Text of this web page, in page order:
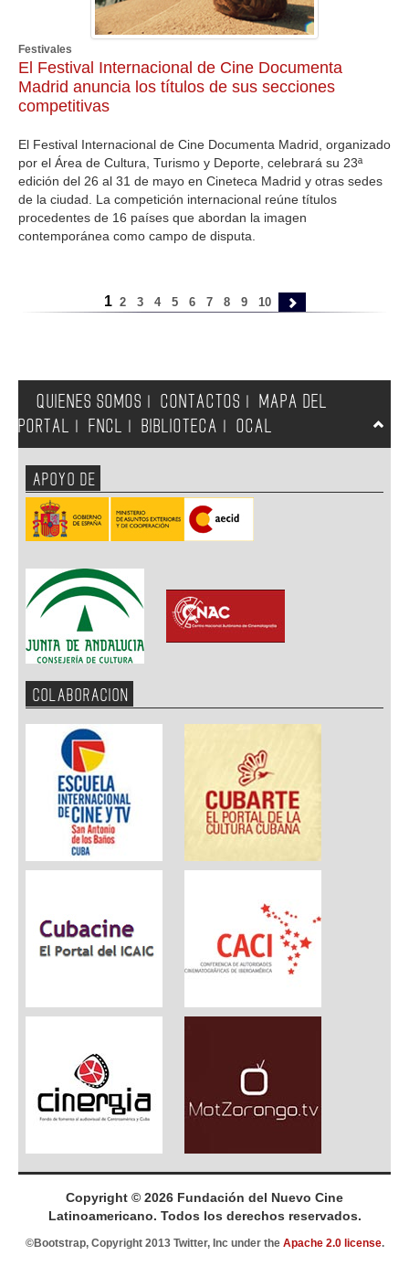
Festivales
El Festival Internacional de Cine Documenta
Madrid anuncia los títulos de sus secciones
competitivas
El Festival Internacional de Cine Documenta Madrid, organizado
por el Área de Cultura, Turismo y Deporte, celebrará su 23ª
edición del 26 al 31 de mayo en Cineteca Madrid y otras sedes
de la ciudad. La competición internacional reúne títulos
procedentes de 16 países que abordan la imagen
contemporánea como campo de disputa.
1 2 3 4 5 6 7 8 9 10
QUIENES SOMOS CONTACTOS
MAPA DEL
PORTAL
FNCL BIBLIOTECA OCAL
APOYO DE
COLABORACION
Copyright © 2026 Fundación del Nuevo Cine
Latinoamericano. Todos los derechos reservados.
©Bootstrap, Copyright 2013 Twitter, Inc under the Apache 2.0 license.